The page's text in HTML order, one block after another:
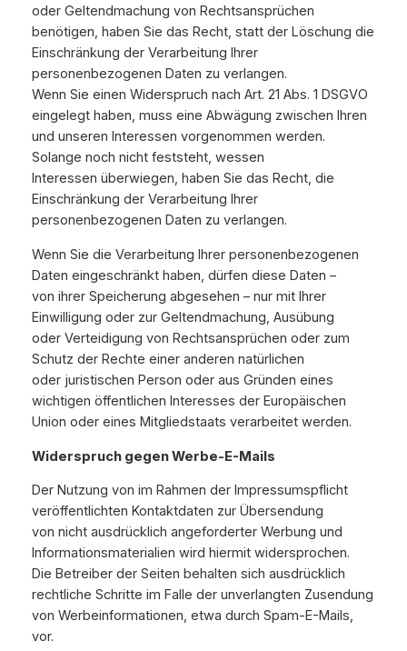
oder Geltendmachung von Rechtsansprüchen
benötigen, haben Sie das Recht, statt der Löschung die
Einschränkung der Verarbeitung Ihrer
personenbezogenen Daten zu verlangen.
Wenn Sie einen Widerspruch nach Art. 21 Abs. 1 DSGVO
eingelegt haben, muss eine Abwägung zwischen Ihren
und unseren Interessen vorgenommen werden.
Solange noch nicht feststeht, wessen
Interessen überwiegen, haben Sie das Recht, die
Einschränkung der Verarbeitung Ihrer
personenbezogenen Daten zu verlangen.
Wenn Sie die Verarbeitung Ihrer personenbezogenen
Daten eingeschränkt haben, dürfen diese Daten –
von ihrer Speicherung abgesehen – nur mit Ihrer
Einwilligung oder zur Geltendmachung, Ausübung
oder Verteidigung von Rechtsansprüchen oder zum
Schutz der Rechte einer anderen natürlichen
oder juristischen Person oder aus Gründen eines
wichtigen öffentlichen Interesses der Europäischen
Union oder eines Mitgliedstaats verarbeitet werden.
Widerspruch gegen Werbe-E-Mails
Der Nutzung von im Rahmen der Impressumspflicht
veröffentlichten Kontaktdaten zur Übersendung
von nicht ausdrücklich angeforderter Werbung und
Informationsmaterialien wird hiermit widersprochen.
Die Betreiber der Seiten behalten sich ausdrücklich
rechtliche Schritte im Falle der unverlangten Zusendung
von Werbeinformationen, etwa durch Spam-E-Mails,
vor.